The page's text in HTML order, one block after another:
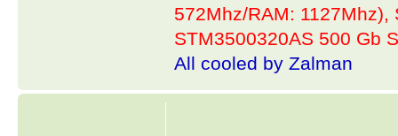
572Mhz/RAM: 1127Mhz),
STM3500320AS 500 Gb
All cooled by Zalman